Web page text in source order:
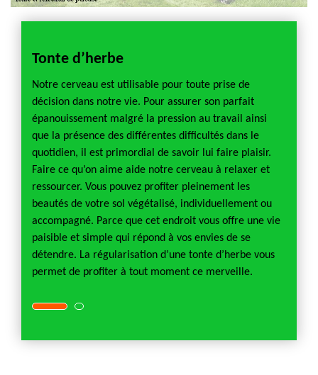
Tonte d’herbe
Notre cerveau est utilisable pour toute prise de
décision dans notre vie. Pour assurer son parfait
épanouissement malgré la pression au travail ainsi
que la présence des différentes difficultés dans le
quotidien, il est primordial de savoir lui faire plaisir.
Faire ce qu’on aime aide notre cerveau à relaxer et
ressourcer. Vous pouvez profiter pleinement les
beautés de votre sol végétalisé, individuellement ou
accompagné. Parce que cet endroit vous offre une vie
paisible et simple qui répond à vos envies de se
détendre. La régularisation d’une tonte d’herbe vous
permet de profiter à tout moment ce merveille.